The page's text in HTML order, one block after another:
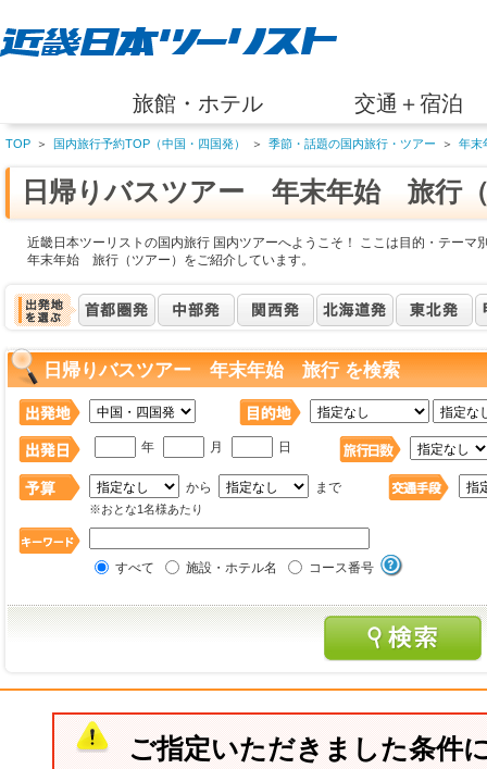
旅館・ホテル 交通＋宿泊
TOP ＞ 国内旅行予約TOP（中国・四国発） ＞ 季節・話題の国内旅行・ツアー ＞ 年末
日帰りバスツアー 年末年始 旅行
近畿日本ツーリストの国内旅行 国内ツアーへようこそ！ ここは目的・テー
年末年始 旅行（ツアー）をご紹介しています。
日帰りバスツアー 年末年始 旅行 を検索
年 月 日
から まで
※おとな1名様あたり
すべて 施設・ホテル名 コース番号
ご指定いただきました条件